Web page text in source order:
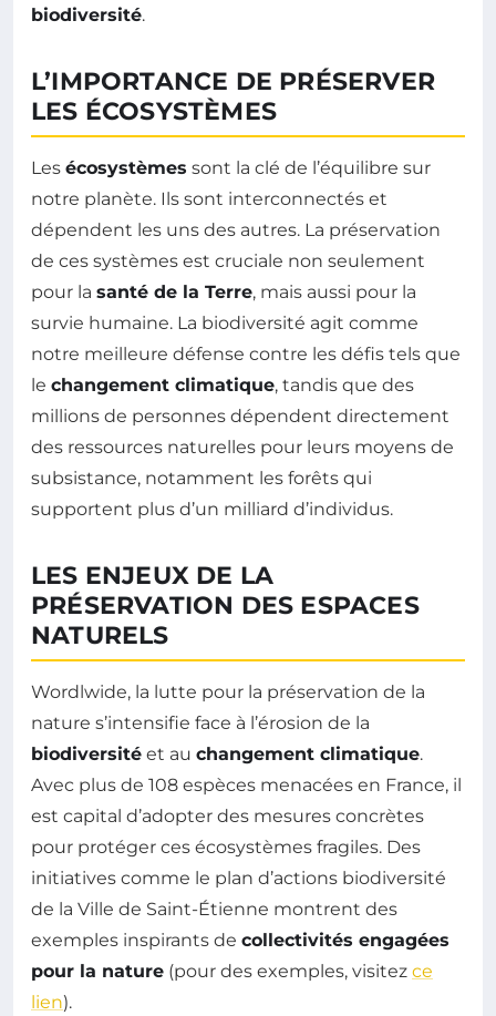
biodiversité.
L’IMPORTANCE DE PRÉSERVER
LES ÉCOSYSTÈMES
Les écosystèmes sont la clé de l’équilibre sur
notre planète. Ils sont interconnectés et
dépendent les uns des autres. La préservation
de ces systèmes est cruciale non seulement
pour la santé de la Terre, mais aussi pour la
survie humaine. La biodiversité agit comme
notre meilleure défense contre les défis tels que
le changement climatique, tandis que des
millions de personnes dépendent directement
des ressources naturelles pour leurs moyens de
subsistance, notamment les forêts qui
supportent plus d’un milliard d’individus.
LES ENJEUX DE LA
PRÉSERVATION DES ESPACES
NATURELS
Wordlwide, la lutte pour la préservation de la
nature s’intensifie face à l’érosion de la
biodiversité et au changement climatique.
Avec plus de 108 espèces menacées en France, il
est capital d’adopter des mesures concrètes
pour protéger ces écosystèmes fragiles. Des
initiatives comme le plan d’actions biodiversité
de la Ville de Saint-Étienne montrent des
exemples inspirants de collectivités engagées
pour la nature (pour des exemples, visitez ce
lien).